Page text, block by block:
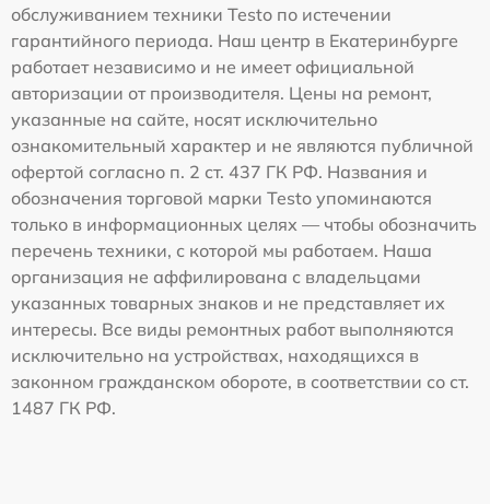
обслуживанием техники Testo по истечении
гарантийного периода. Наш центр в Екатеринбурге
работает независимо и не имеет официальной
авторизации от производителя. Цены на ремонт,
указанные на сайте, носят исключительно
ознакомительный характер и не являются публичной
офертой согласно п. 2 ст. 437 ГК РФ. Названия и
обозначения торговой марки Testo упоминаются
только в информационных целях — чтобы обозначить
перечень техники, с которой мы работаем. Наша
организация не аффилирована с владельцами
указанных товарных знаков и не представляет их
интересы. Все виды ремонтных работ выполняются
исключительно на устройствах, находящихся в
законном гражданском обороте, в соответствии со ст.
1487 ГК РФ.